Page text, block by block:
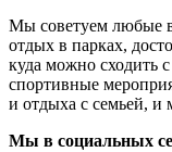
Мы советуем любые
отдых в парках,
куда можно сходить
спортивные
и отдыха с семьей, и
Мы в социальных